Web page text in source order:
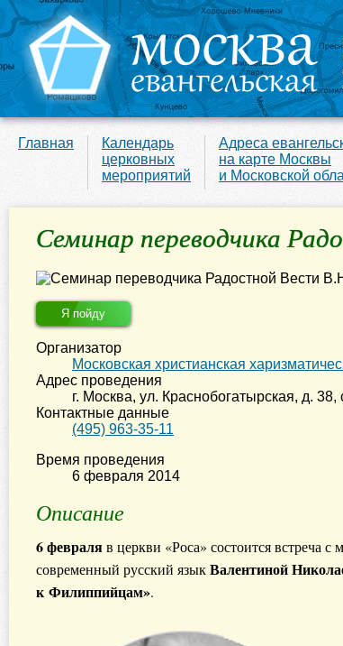
Главная
Календарь
церковных
мероприятий
Адреса
на карте Москвы
и Московской
Семинар переводчика
Я пойду
Организатор
Московская христианская
Адрес проведения
г. Москва, ул. Краснобогатырская, д. 38,
Контактные данные
(495) 963-35-11
Время проведения
6 февраля 2014
Описание
6 февраляв церкви «Роса» состоится встреча
современный русский языкВалентиной
к Филиппийцам».